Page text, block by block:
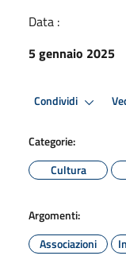
Data :
5 gennaio 2025
Condividi
Categorie:
Cultura
Argomenti:
Associazioni